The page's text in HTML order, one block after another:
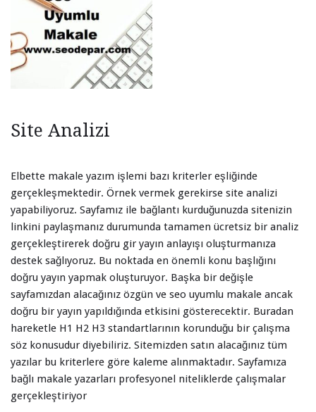
Site Analizi
Elbette makale yazım işlemi bazı kriterler eşliğinde
gerçekleşmektedir. Örnek vermek gerekirse site analizi
yapabiliyoruz. Sayfamız ile bağlantı kurduğunuzda sitenizin
linkini paylaşmanız durumunda tamamen ücretsiz bir analiz
gerçekleştirerek doğru gir yayın anlayışı oluşturmanıza
destek sağlıyoruz. Bu noktada en önemli konu başlığını
doğru yayın yapmak oluşturuyor. Başka bir değişle
sayfamızdan alacağınız özgün ve seo uyumlu makale ancak
doğru bir yayın yapıldığında etkisini gösterecektir. Buradan
hareketle H1 H2 H3 standartlarının korunduğu bir çalışma
söz konusudur diyebiliriz. Sitemizden satın alacağınız tüm
yazılar bu kriterlere göre kaleme alınmaktadır. Sayfamıza
bağlı makale yazarları profesyonel niteliklerde çalışmalar
gerçekleştiriyor